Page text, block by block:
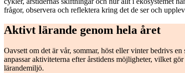
frågor, observera och reflektera kring det de ser och
Aktivt lärande genom hela året
Oavsett om det är vår, sommar, höst eller vinter bedrivs
anpassar aktiviteterna efter årstidens möjligheter, vilket
lärandemiljö.